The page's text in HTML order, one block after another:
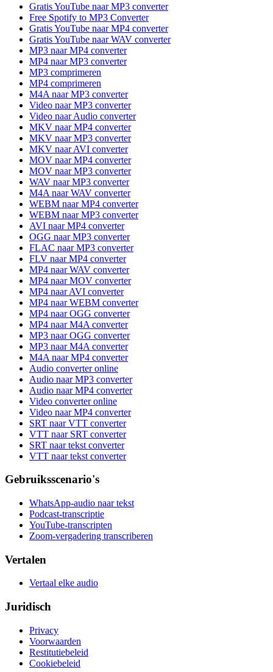
Gratis YouTube naar MP3 converter
Free Spotify to MP3 Converter
Gratis YouTube naar MP4 converter
Gratis YouTube naar WAV converter
MP3 naar MP4 converter
MP4 naar MP3 converter
MP3 comprimeren
MP4 comprimeren
M4A naar MP3 converter
Video naar MP3 converter
Video naar Audio converter
MKV naar MP4 converter
MKV naar MP3 converter
MKV naar AVI converter
MOV naar MP4 converter
MOV naar MP3 converter
WAV naar MP3 converter
M4A naar WAV converter
WEBM naar MP4 converter
WEBM naar MP3 converter
AVI naar MP4 converter
OGG naar MP3 converter
FLAC naar MP3 converter
FLV naar MP4 converter
MP4 naar WAV converter
MP4 naar MOV converter
MP4 naar AVI converter
MP4 naar WEBM converter
MP4 naar OGG converter
MP4 naar M4A converter
MP3 naar OGG converter
MP3 naar M4A converter
M4A naar MP4 converter
Audio converter online
Audio naar MP3 converter
Audio naar MP4 converter
Video converter online
Video naar MP4 converter
SRT naar VTT converter
VTT naar SRT converter
SRT naar tekst converter
VTT naar tekst converter
Gebruiksscenario's
WhatsApp-audio naar tekst
Podcast-transcriptie
YouTube-transcripten
Zoom-vergadering transcriberen
Vertalen
Vertaal elke audio
Juridisch
Privacy
Voorwaarden
Restitutiebeleid
Cookiebeleid